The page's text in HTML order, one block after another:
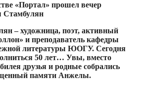
«Портал» прошел вечер
– художница, поэт, активный
и преподаватель кафедры
литературы ЮОГУ. Сегодня
50 лет… Увы, вместо
друзья и родные собрались
памяти Анжелы.